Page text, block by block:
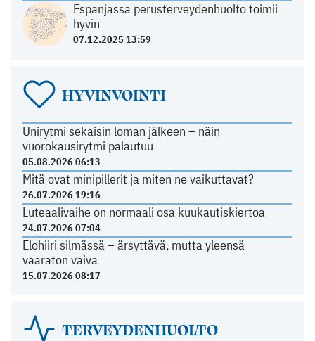
Espanjassa perusterveydenhuolto toimii
hyvin
07.12.2025 13:59
HYVINVOINTI
Unirytmi sekaisin loman jälkeen – näin
vuorokausirytmi palautuu
05.08.2026 06:13
Mitä ovat minipillerit ja miten ne vaikuttavat?
26.07.2026 19:16
Luteaalivaihe on normaali osa kuukautiskiertoa
24.07.2026 07:04
Elohiiri silmässä – ärsyttävä, mutta yleensä
vaaraton vaiva
15.07.2026 08:17
TERVEYDENHUOLTO